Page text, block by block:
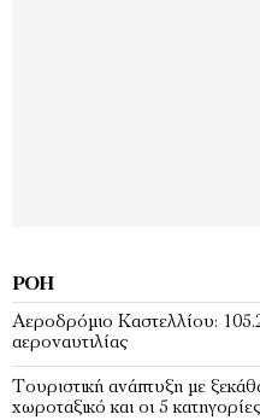
ΡΟΉ
Αεροδρόμιο Καστελλίου:
αεροναυτιλίας
Τουριστική ανάπτυξη με
χωροταξικό και οι 5